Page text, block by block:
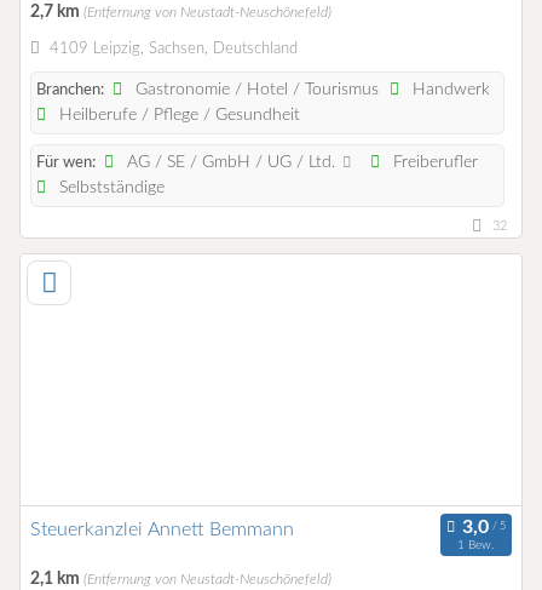
2,7 km (Entfernung von Neustadt-Neuschönefeld)
4109 Leipzig, Sachsen, Deutschland
Branchen: Gastronomie / Hotel / Tourismus
Handwerk
Heilberufe / Pflege / Gesundheit
Für wen: AG / SE / GmbH / UG / Ltd.
Freiberufler
Selbstständige
32
Steuerkanzlei Annett Bemmann
1 Bew.
2,1 km (Entfernung von Neustadt-Neuschönefeld)